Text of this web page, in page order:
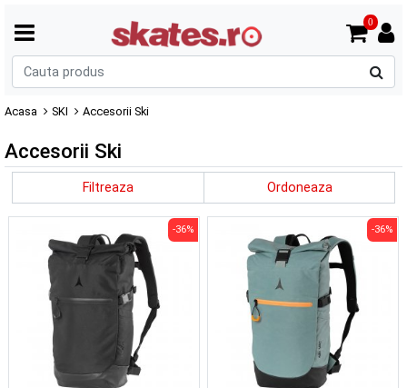
0
Acasa SKI Accesorii Ski
Accesorii Ski
Filtreaza Ordoneaza
-36% -36%